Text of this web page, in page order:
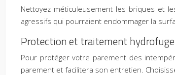
Nettoyez méticuleusement les briques et
agressifs qui pourraient endommager la
Protection et traitement hydrofuge
Pour protéger votre parement des
parement et facilitera son entretien.